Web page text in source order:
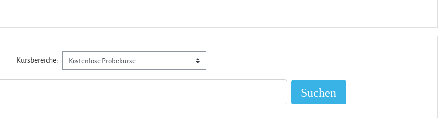
Kursbereiche: